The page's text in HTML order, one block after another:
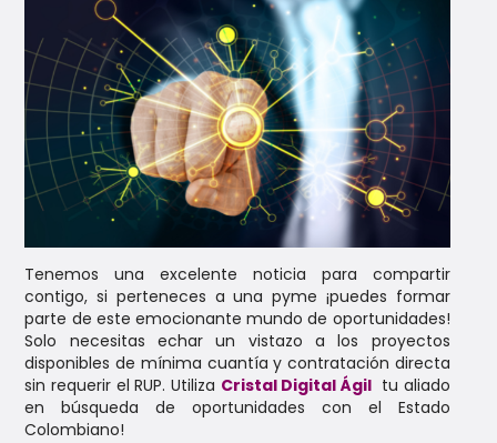
Tenemos una excelente noticia para compartir
contigo, si perteneces a una pyme ¡puedes formar
parte de este emocionante mundo de oportunidades!
Solo necesitas echar un vistazo a los proyectos
disponibles de mínima cuantía y contratación directa
sin requerir el RUP. Utiliza Cristal Digital Ágiltu aliado
en búsqueda de oportunidades con el Estado
Colombiano!